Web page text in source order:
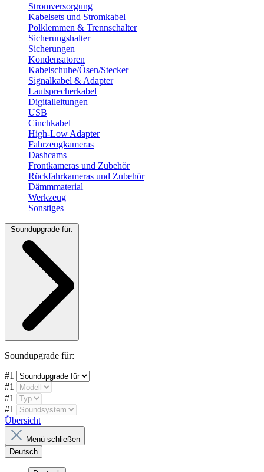
Stromversorgung
Kabelsets und Stromkabel
Polklemmen & Trennschalter
Sicherungshalter
Sicherungen
Kondensatoren
Kabelschuhe/Ösen/Stecker
Signalkabel & Adapter
Lautsprecherkabel
Digitalleitungen
USB
Cinchkabel
High-Low Adapter
Fahrzeugkameras
Dashcams
Frontkameras und Zubehör
Rückfahrkameras und Zubehör
Dämmmaterial
Werkzeug
Sonstiges
Soundupgrade für:
Soundupgrade für:
#1
#1
#1
#1
Übersicht
Menü schließen
Deutsch